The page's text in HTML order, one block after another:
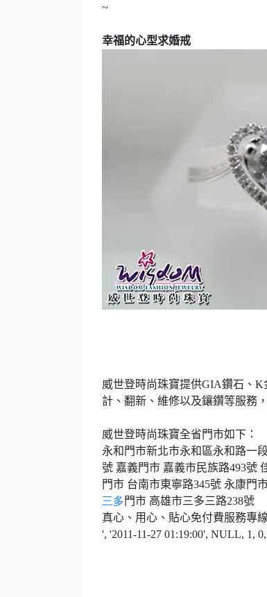
~
幸福的心型求婚戒
威世登時尚珠寶提供GIA鑽石、 K
計、翻新、維修以及鑲鑽等服務
威世登時尚珠寶全省門市如下：
永和門市新北市永和區永和路一
號 嘉義門市 嘉義市民族路493號
門市 台南市東寧路345號 永康門
三多門市 高雄市三多三路238號
真心、用心、貼心免付費服務專線
', '2011-11-27 01:19:00', NULL, 1,